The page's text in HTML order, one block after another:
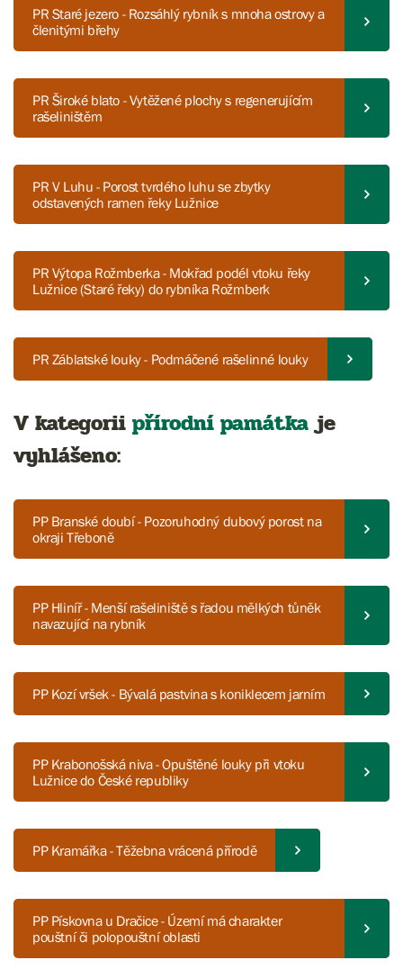
PR Staré jezero - Rozsáhlý rybník s mnoha ostrovy a
členitými břehy
PR Široké blato - Vytěžené plochy s regenerujícím
rašeliništěm
PR V Luhu - Porost tvrdého luhu se zbytky
odstavených ramen řeky Lužnice
PR Výtopa Rožmberka - Mokřad podél vtoku řeky
Lužnice (Staré řeky) do rybníka Rožmberk
PR Záblatské louky - Podmáčené rašelinné louky
V kategoriipřírodní památkaje
vyhlášeno:
PP Branské doubí - Pozoruhodný dubový porost na
okraji Třeboně
PP Hliníř - Menší rašeliniště s řadou mělkých tůněk
navazující na rybník
PP Kozí vršek - Bývalá pastvina s koniklecem jarním
PP Krabonošská niva - Opuštěné louky při vtoku
Lužnice do České republiky
PP Kramářka - Těžebna vrácená přírodě
PP Pískovna u Dračice - Území má charakter
pouštní či polopouštní oblasti